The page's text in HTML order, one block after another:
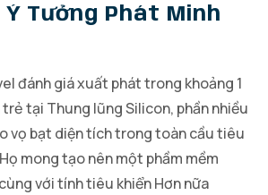
Ý Tưởng Phát Minh
đánh giá xuất phát trong khoảng 1
tại Thung lũng Silicon, phần nhiều
vọ bạt diện tích trong toàn cầu tiêu
mong tạo nên một phầm mềm
với tính tiêu khiển Hơn nữa